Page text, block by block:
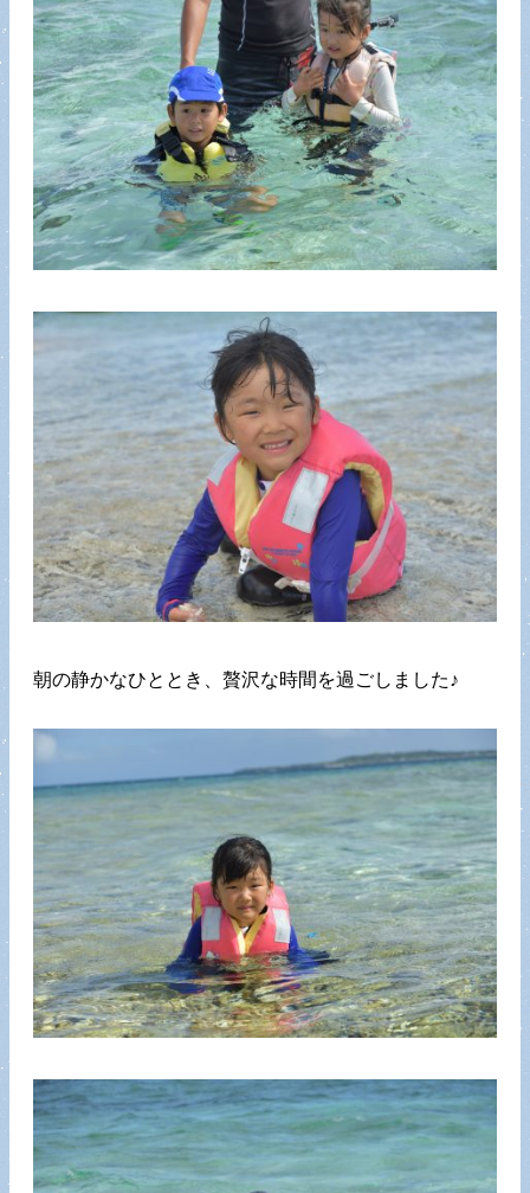
朝の静かなひととき、贅沢な時間を過ごしました♪